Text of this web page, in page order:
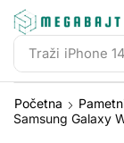
Traži JBL Go 2
Početna
Samsung Galaxy